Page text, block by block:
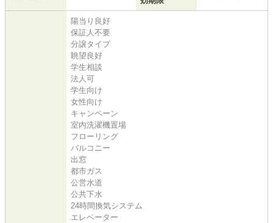
陽当り良好
保証人不要
分譲タイプ
眺望良好
学生相談
法人可
学生向け
女性向け
キャンペーン
室内洗濯機置場
フローリング
バルコニー
出窓
都市ガス
公営水道
公共下水
24時間換気システム
エレベーター